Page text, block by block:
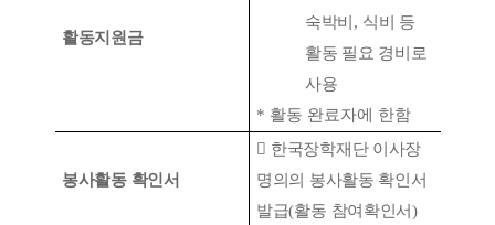
활동지원금
숙박비 , 식비 등
활동 필요 경비로
사용
* 활동 완료자에 한함
봉사활동 확인서
 한국장학재단 이사장
명의의 봉사활동 확인서
발급(활동 참여확인서)